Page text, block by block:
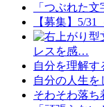
「つぶれた
【募集】5/
レスを感…
自分を理解す
自分の人生を
そわそわ落ち